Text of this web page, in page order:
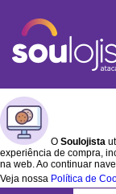
O Soulojista
experiência de compra,
na web. Ao continuar
Veja nossa Política de